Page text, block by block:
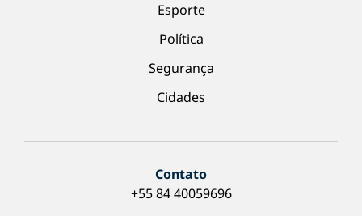
Esporte
Política
Segurança
Cidades
Contato
+55 84 40059696